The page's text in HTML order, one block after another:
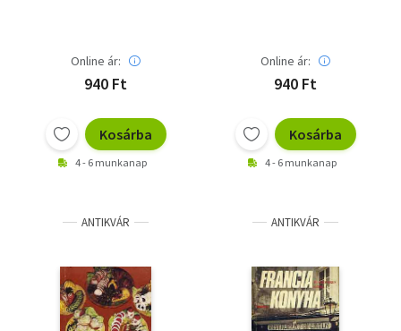
Online ár:
940 Ft
Kosárba
4 - 6 munkanap
Online ár:
940 Ft
Kosárba
4 - 6 munkanap
ANTIKVÁR ANTIKVÁR